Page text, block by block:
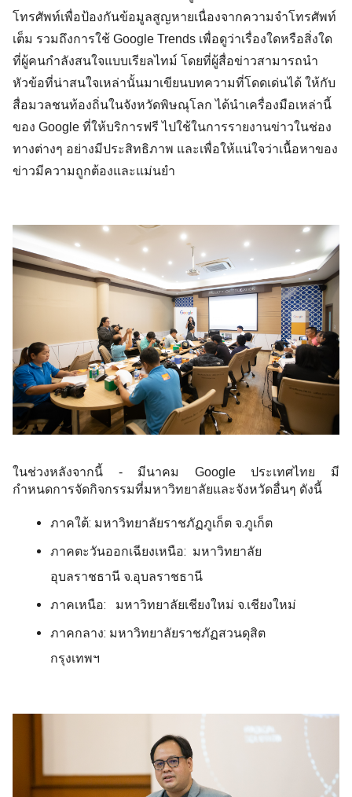
โทรศัพท์เพื่อป้องกันข้อมูลสูญหายเนื่องจากความจำโทรศัพท์
เต็ม รวมถึงการใช้ Google Trends เพื่อดูว่าเรื่องใดหรือสิ่งใด
ที่ผู้คนกำลังสนใจแบบเรียลไทม์ โดยที่ผู้สื่อข่าวสามารถนำ
หัวข้อที่น่าสนใจเหล่านั้นมาเขียนบทความที่โดดเด่นได้ ให้กับ
สื่อมวลชนท้องถิ่นในจังหวัดพิษณุโลก ได้นำเครื่องมือเหล่านี้
ของ Google ที่ให้บริการฟรี ไปใช้ในการรายงานข่าวในช่อง
ทางต่างๆ อย่างมีประสิทธิภาพ และเพื่อให้แน่ใจว่าเนื้อหาของ
ข่าวมีความถูกต้องและแม่นยำ
ในช่วงหลังจากนี้ - มีนาคม Google ประเทศไทย มี
กำหนดการจัดกิจกรรมที่มหาวิทยาลัยและจังหวัดอื่นๆ ดังนี้
ภาคใต้: มหาวิทยาลัยราชภัฏภูเก็ต จ.ภูเก็ต
ภาคตะวันออกเฉียงเหนือ: มหาวิทยาลัย
อุบลราชธานี จ.อุบลราชธานี
ภาคเหนือ: มหาวิทยาลัยเชียงใหม่ จ.เชียงใหม่
ภาคกลาง: มหาวิทยาลัยราชภัฏสวนดุสิต
กรุงเทพฯ